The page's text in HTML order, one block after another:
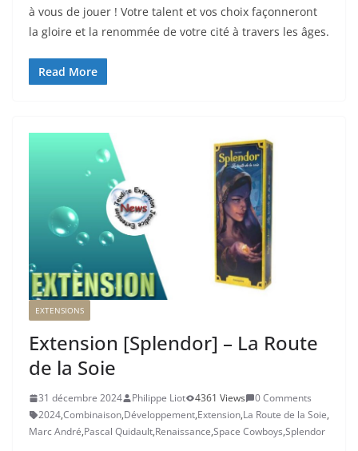
à vous de jouer ! Votre talent et vos choix façonneront
la gloire et la renommée de votre cité à travers les âges.
Read More
EXTENSIONS
Extension [Splendor] – La Route
de la Soie
31 décembre 2024 Philippe Liot 4361 Views
0 Comments
2024,Combinaison,Développement,Extension,La Route de la Soie,
Marc André,Pascal Quidault,Renaissance,Space Cowboys,Splendor